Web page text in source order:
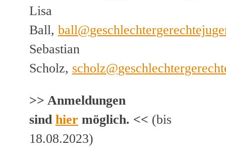
Lisa
Ball,
Sebastian
Scholz,
>> Anmeldungen
sind hier möglich. << (bis
18.08.2023)